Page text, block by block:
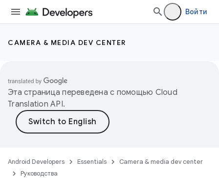
Войти
CAMERA & MEDIA DEV CENTER
Эта страница переведена с помощью Cloud
Translation API.
Android Developers Essentials
Camera & media dev center
Руководства